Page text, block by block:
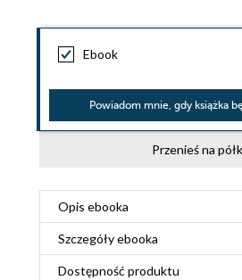
Ebook
Powiadom mnie, gdy książka
Przenieś na
Opis ebooka
Szczegółyebooka
Dostępność produktu